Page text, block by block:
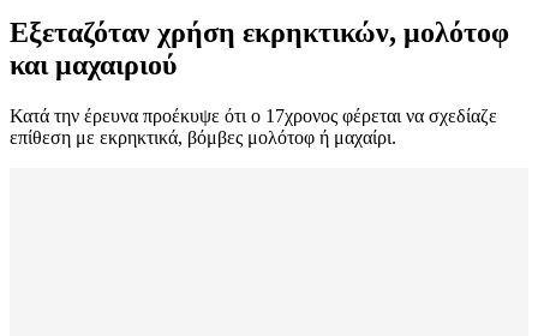
Εξεταζόταν χρήση εκρηκτικών, μολότοφ
και μαχαιριού
Κατά την έρευνα προέκυψε ότι ο 17χρονος φέρεται να σχεδίαζε
επίθεση με εκρηκτικά, βόμβες μολότοφ ή μαχαίρι.